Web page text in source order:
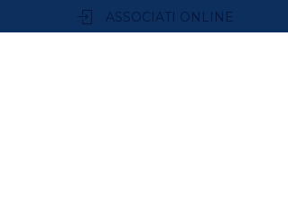
ASSOCIATI ONLINE